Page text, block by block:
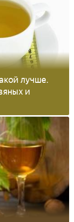
лучше.
и